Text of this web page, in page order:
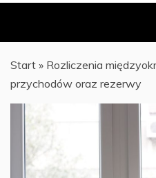
Start » Rozliczenia
przychodów oraz rezerwy